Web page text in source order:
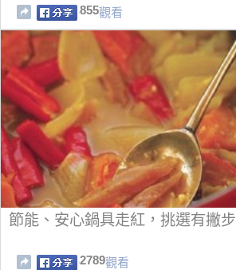
855觀看
節能、安心鍋具走紅，挑選有撇步
2789觀看